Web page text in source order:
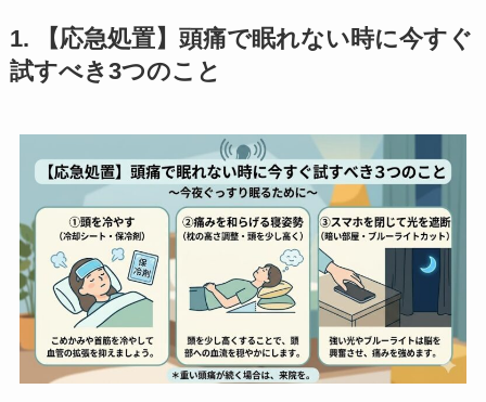
1. 【応急処置】頭痛で眠れない時に今すぐ
試すべき3つのこと